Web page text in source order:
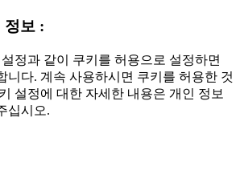
정보 :
정과 같이 쿠키를 허용으로 설정하면
니다. 계속 사용하시면 쿠키를 허용한 것
설정에 대한 자세한 내용은 개인 정보
십시오.